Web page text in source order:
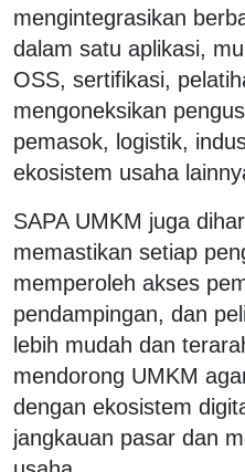
mengintegrasikan
dalam satu aplikasi,
OSS, sertifikasi,
mengoneksikan
pemasok, logistik,
ekosistem usaha
SAPA UMKM juga
memastikan setiap
memperoleh akses
pendampingan, dan
lebih mudah dan
mendorong UMKM
dengan ekosistem
jangkauan pasar dan